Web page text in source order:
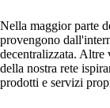
Nella maggior parte
provengono
decentralizzata. Altre
della nostra rete
prodotti e servizi